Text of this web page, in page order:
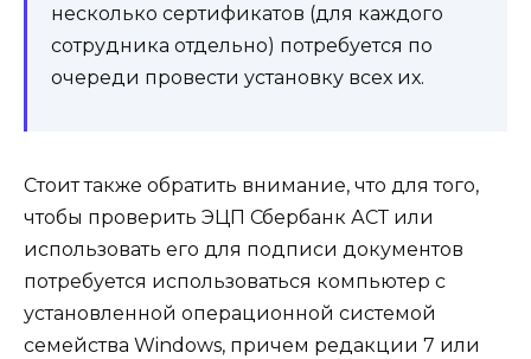
несколько сертификатов (для каждого
сотрудника отдельно) потребуется по
очереди провести установку всех их.
Стоит также обратить внимание, что для того,
чтобы проверить ЭЦП Сбербанк АСТ или
использовать его для подписи документов
потребуется использоваться компьютер с
установленной операционной системой
семейства Windows, причем редакции 7 или